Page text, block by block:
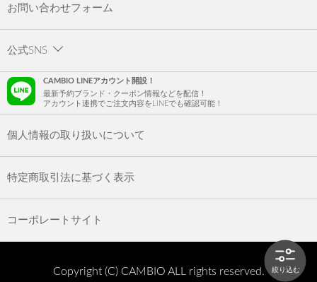
お問い合わせフォーム
公式SNS
CAMBIO LINEアカウント開設！
最新予約ブランド・クーポン情報などを配信！
アカウント連携でご注文内容をLINEでも確認可能！
個人情報の取り扱いについて
特定商取引法に基づく表示
コーポレートサイト
Copyright (C) CAMBIO ALL rights reserved.